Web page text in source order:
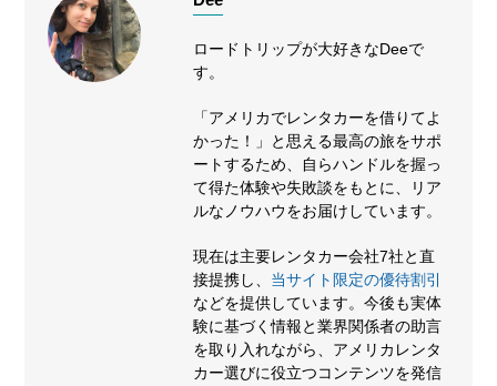
ロードトリップが大好きなDeeで
す。
「アメリカでレンタカーを借りてよ
かった！」と思える最高の旅をサポ
ートするため、自らハンドルを握っ
て得た体験や失敗談をもとに、リア
ルなノウハウをお届けしています。
現在は主要レンタカー会社7社と直
接提携し、 当サイト限定の優待割引
などを提供しています。今後も実体
験に基づく情報と業界関係者の助言
を取り入れながら、アメリカレンタ
カー選びに役立つコンテンツを発信